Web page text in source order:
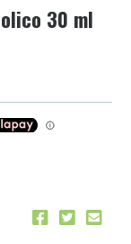
30 ml